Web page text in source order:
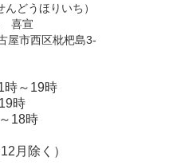
どうほりいち）
喜宣
屋市西区枇杷島3-
時～19時
時
18時
月除く）